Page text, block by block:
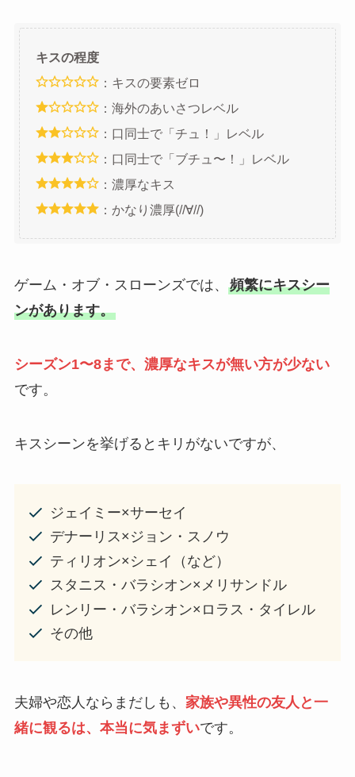
キスの程度
：キスの要素ゼロ
：海外のあいさつレベル
：口同士で「チュ！」レベル
：口同士で「ブチュ〜！」レベル
：濃厚なキス
：かなり濃厚(//∀//)
ゲーム・オブ・スローンズでは、 頻繁にキスシー
ンがあります。
シーズン1〜8まで、濃厚なキスが無い方が少ない
です。
キスシーンを挙げるとキリがないですが、
ジェイミー×サーセイ
デナーリス×ジョン・スノウ
ティリオン×シェイ（など）
スタニス・バラシオン×メリサンドル
レンリー・バラシオン×ロラス・タイレル
その他
夫婦や恋人ならまだしも、 家族や異性の友人と一
緒に観るは、本当に気まずいです。